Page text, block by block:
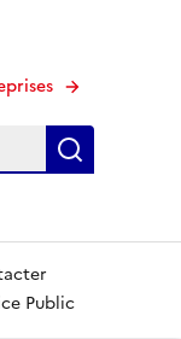
Public